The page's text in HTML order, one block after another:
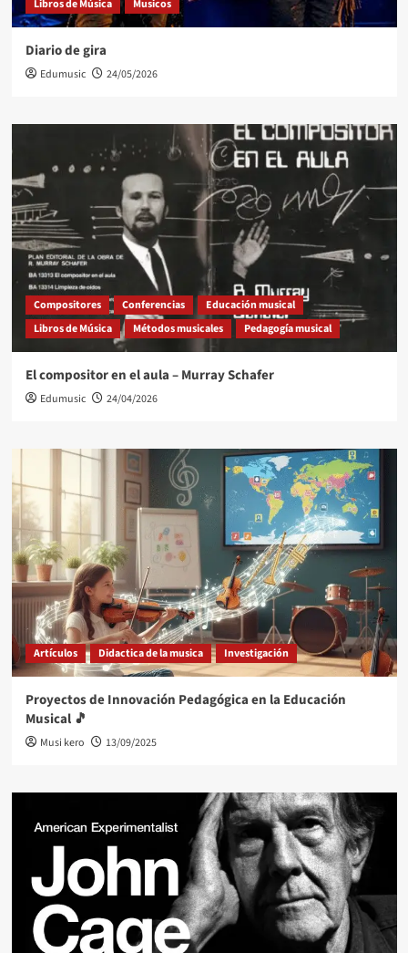
Libros de Música Musicos
Diario de gira
Edumusic 24/05/2026
Compositores Conferencias
Educación musical
Libros de Música
Métodos musicales Pedagogía musical
El compositor en el aula – Murray Schafer
Edumusic 24/04/2026
Artículos Didactica de la musica Investigación
Proyectos de Innovación Pedagógica en la Educación
Musical 🎵
Musi kero 13/09/2025